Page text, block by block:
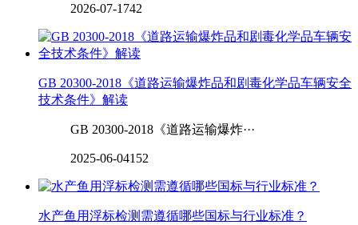
2026-07-1742
GB 20300-2018《道路运输爆炸品和剧毒化学品车辆安全
技术条件》解读
GB 20300-2018《道路运输爆炸···
2025-06-04152
水产鱼用浮标检测需遵循哪些国标与行业标准？